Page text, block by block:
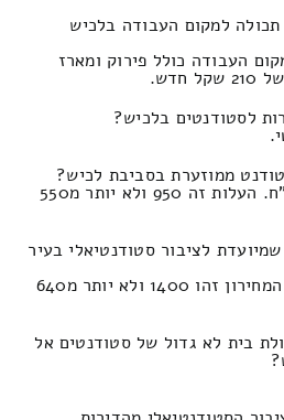
למקום העבודה בלכיש
העבודה כולל פירוק ומארז
לסטודנטים בלכיש?
ממוזערת בסביבת לכיש?
המחיר זהו 640 ועד 290 ש"ח. העלות זה 950 ולא יותר מ550
לציבור סטודנטיאלי בעיר
3 נשואים טריים במינימום? המחירון זהו 1400 ולא יותר מ640
בית לא גדול של סטודנטים אל